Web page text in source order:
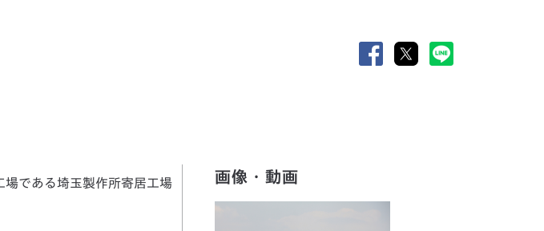
である埼玉製作所寄居工場
画像・動画